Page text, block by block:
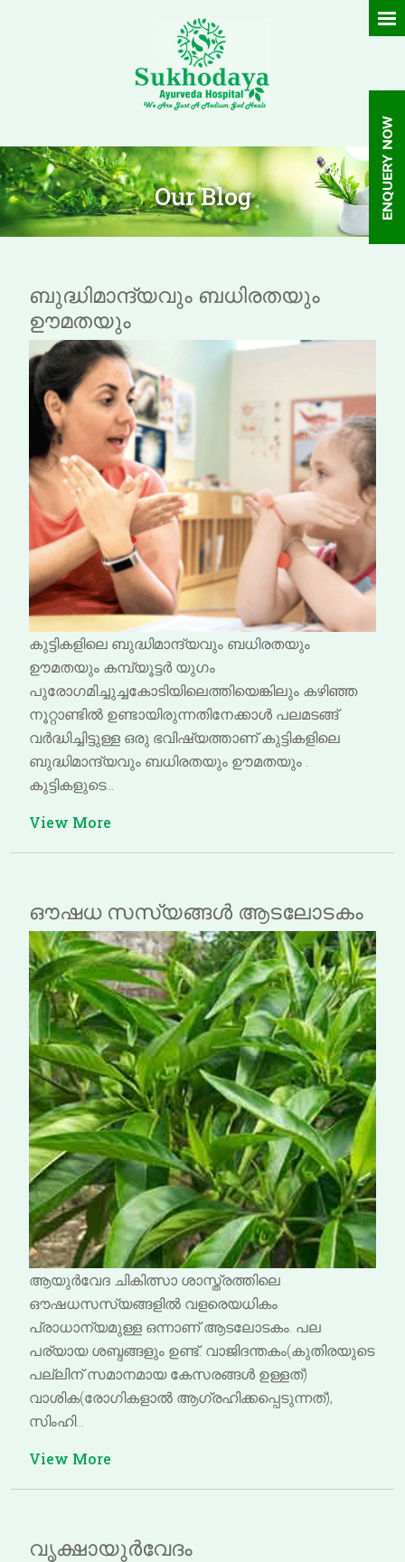
Our Blog
ബുദ്ധിമാന്ദ്യവും ബധിരതയും
ഊമതയും
കുട്ടികളിലെ ബുദ്ധിമാന്ദ്യവും ബധിരതയും
ഊമതയും കമ്പ്യൂട്ടർ യുഗം
പുരോഗമിച്ചുച്ചകോടിയിലെത്തിയെങ്കിലും കഴിഞ്ഞ
നൂറ്റാണ്ടിൽ ഉണ്ടായിരുന്നതിനേക്കാൾ പലമടങ്ങ്
വർദ്ധിച്ചിട്ടുള്ള ഒരു ഭവിഷ്യത്താണ് കുട്ടികളിലെ
ബുദ്ധിമാന്ദ്യവും ബധിരതയും ഊമതയും .
കുട്ടികളുടെ…
View More
ഔഷധ സസ്യങ്ങൾ ആടലോടകം
ആയുർവേദ ചികിത്സാ ശാസ്ത്രത്തിലെ
ഔഷധസസ്യങ്ങളിൽ വളരെയധികം
പ്രാധാന്യമുള്ള ഒന്നാണ് ആടലോടകം. പല
പര്യായ ശബ്ദങ്ങളും ഉണ്ട്. വാജിദന്തകം(കുതിരയുടെ
പല്ലിന് സമാനമായ കേസരങ്ങൾ ഉള്ളത്)
വാശിക(രോഗികളാൽ ആഗ്രഹിക്കപ്പെടുന്നത്),
സിംഹി…
View More
വൃക്ഷായുർവേദം